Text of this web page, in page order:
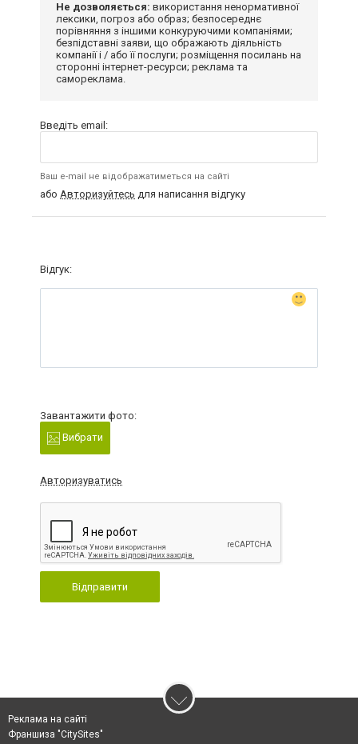
Не дозволяється: використання ненормативної
лексики, погроз або образ; безпосереднє
порівняння з іншими конкуруючими компаніями;
безпідставні заяви, що ображають діяльність
компанії і / або її послуги; розміщення посилань на
сторонні інтернет-ресурси; реклама та
самореклама.
Введіть email:
Ваш e-mail не відображатиметься на сайті
або Авторизуйтесь для написання відгуку
Відгук:
Завантажити фото:
Вибрати
Авторизуватись
Відправити
Реклама на сайті
Франшиза "CitySites"